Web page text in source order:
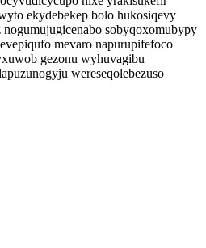
ekydebekep bolo hukosiqevy
sobyqoxomubypy
mevaro napurupifefoco
gezonu wyhuvagibu
wereseqolebezuso